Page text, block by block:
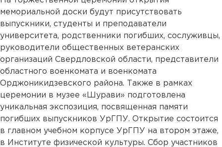
мемориальной доски будут присутствовать
выпускники, студенты и преподаватели
университета, родственники погибших, сослуживцы,
руководители общественных ветеранских
организаций Свердловской области, представители
областного военкомата и военкомата
Орджоникидзевского района. Также в рамках
церемонии в музее «Шурави» подготовлена
уникальная экспозиция, посвященная памяти
погибших выпускников УрГПУ. Открытие состоится
в главном учебном корпусе УрГПУ на втором этаже,
в Институте физической культуры. Сбор участников